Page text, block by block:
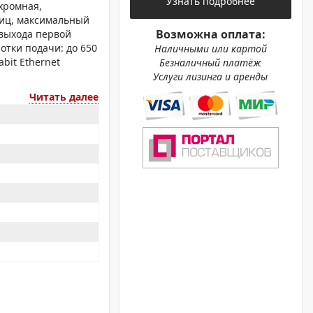
ПРИНТЕРЫ
максимальный
первой
подачи: до 650
Ethernet
Читать далее
Возможна оплата:
Наличными или картой
Безналичный платёж
Услуги лизинга и аренды